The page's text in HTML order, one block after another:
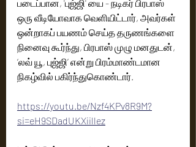
படைப்பான, 'புஜ்ஜி' யை - நடிகர் பிரபாஸ்
ஒரு வீடியோவாக வெளியிட்டார், அவர்கள்
ஒன்றாகப் பயணம் செய்த தருணங்களை
நினைவு கூர்ந்து, பிரபாஸ் முழு மனதுடன்,
‘லவ் யூ, புஜ்ஜி’ என்று பிரம்மாண்டமான
நிகழ்வில் பகிர்ந்துகொண்டார்.
https://youtu.be/Nzf4KPv8R9M?
si=eH9SDadUKXiillez